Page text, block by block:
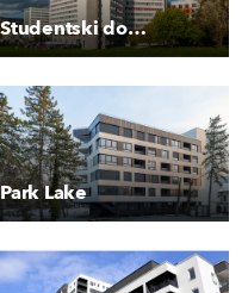
Studentski dom Nedžarići
Park Lake